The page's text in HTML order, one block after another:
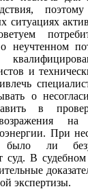
ситуациях
неучтенном
и
о
в
возражения
При
ли
суд. В
экспертизы.